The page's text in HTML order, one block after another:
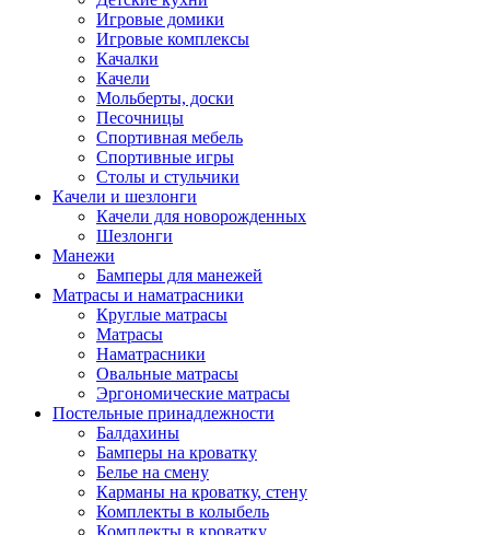
Игровые домики
Игровые комплексы
Качалки
Качели
Мольберты, доски
Песочницы
Спортивная мебель
Спортивные игры
Столы и стульчики
Качели и шезлонги
Качели для новорожденных
Шезлонги
Манежи
Бамперы для манежей
Матрасы и наматрасники
Круглые матрасы
Матрасы
Наматрасники
Овальные матрасы
Эргономические матрасы
Постельные принадлежности
Балдахины
Бамперы на кроватку
Белье на смену
Карманы на кроватку, стену
Комплекты в колыбель
Комплекты в кроватку